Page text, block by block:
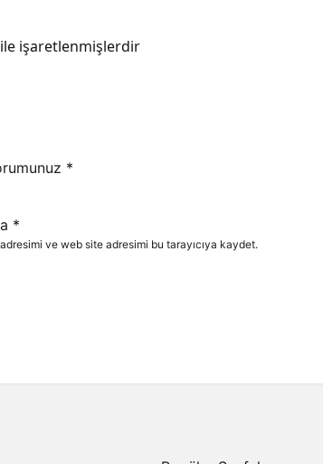
ile işaretlenmişlerdir
*
*
ve web site adresimi bu tarayıcıya kaydet.